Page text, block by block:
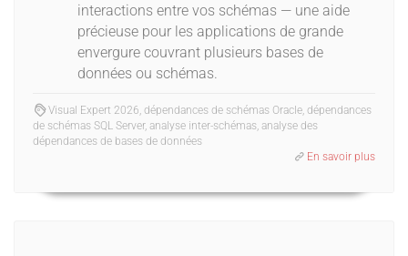
interactions entre vos schémas — une aide
précieuse pour les applications de grande
envergure couvrant plusieurs bases de
données ou schémas.
Visual Expert 2026, dépendances de schémas Oracle, dépendances
de schémas SQL Server, analyse inter-schémas, analyse des
dépendances de bases de données
En savoir plus